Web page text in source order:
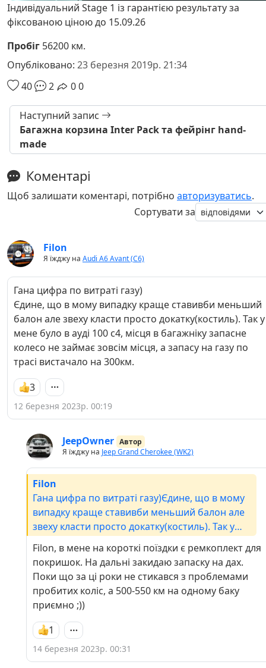
Індивідуальний Stage 1 із гарантією результату за
фіксованою ціною до 15.09.26
Пробіг 56200 км.
Опубліковано: 23 березня 2019р. 21:34
40
2 00
Наступний запис
Багажна корзина Inter Pack та фейрінг hand-
made
Коментарі
Щоб залишати коментарі, потрібно авторизуватись.
Сортувати за
Filon
Я їжджу на Audi A6 Avant (C6)
Гана цифра по витраті газу)
Єдине, що в мому випадку краще ставивби меньший
балон але звеху класти просто докатку(костиль). Так у
мене було в ауді 100 с4, місця в багажніку запасне
колесо не займає зовсім місця, а запасу на газу по
трасі вистачало на 300км.
3
12 березня 2023р. 00:19
JeepOwner Автор
Я їжджу на Jeep Grand Cherokee (WK2)
Filon
Гана цифра по витраті газу)Єдине, що в мому
випадку краще ставивби меньший балон але
звеху класти просто докатку(костиль). Так у
мене було в ауді 100 с4, місця в багажніку
запасне колесо не займає зовсім місця, а
запасу на газу по трасі вистачало на 300км.
Filon, в мене на короткі поїздки є ремкоплект для
покришок. На дальні закидаю запаску на дах.
Поки що за ці роки не стикався з проблемами
пробитих коліс, а 500-550 км на одному баку
приємно ;))
1
14 березня 2023р. 00:31